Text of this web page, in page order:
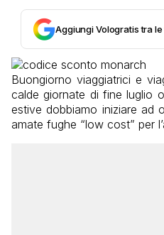
Aggiungi Vologratis tra
Buongiorno viaggiatrici e
calde giornate di fine luglio
estive dobbiamo iniziare ad
amate fughe “low cost” per